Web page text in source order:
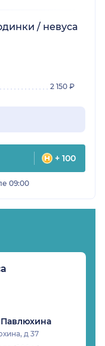
/ невуса
2 150 ₽
+ 100
09:00
д 37